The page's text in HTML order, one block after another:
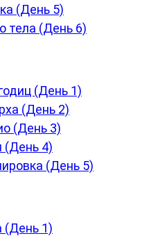
(День 5)
тела (День 6)
(День 1)
(День 2)
(День 3)
(День 4)
(День 5)
(День 1)